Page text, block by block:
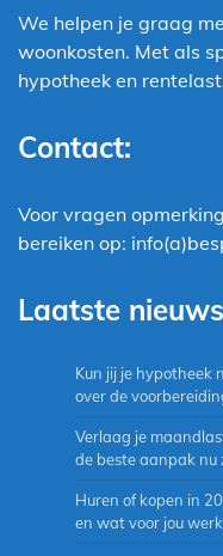
We helpen je graag
woonkosten. Met als
hypotheek en
Contact:
Voor vragen
bereiken op:
Laatste nieuws
Kun jij je hypotheek
over de
Verlaag je
de beste aanpak nu
Huren of kopen in
en wat voor jou